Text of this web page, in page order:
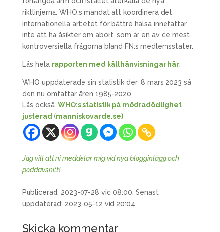
riktlinjerna. WHO:s mandat att koordinera det
internationella arbetet för bättre hälsa innefattar
inte att ha åsikter om abort, som är en av de mest
kontroversiella frågorna bland FN:s medlemsstater.
Läs hela rapporten med källhänvisningar här.
WHO uppdaterade sin statistik den 8 mars 2023 så
den nu omfattar åren 1985-2020.
Läs också: WHO:s statistik på mödradödlighet
justerad (manniskovarde.se)
Jag vill att ni meddelar mig vid nya blogginlägg och
poddavsnitt!
Publicerad: 2023-07-28 vid 08:00, Senast
uppdaterad: 2023-05-12 vid 20:04
Skicka kommentar